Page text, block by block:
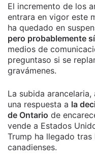
El incremento de los
entrara en vigor este
ha quedado en
pero probablemente
medios de
preguntaso si se
gravámenes.
La subida
una respuesta a la
de Ontario de
vende a Estados
Trump ha llegado tras
canadienses.